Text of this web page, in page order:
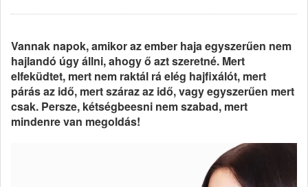
Vannak napok, amikor az ember haja egyszerűen nem
hajlandó úgy állni, ahogy ő azt szeretné. Mert
elfeküdtet, mert nem raktál rá elég hajfixálót, mert
párás az idő, mert száraz az idő, vagy egyszerűen mert
csak. Persze, kétségbeesni nem szabad, mert
mindenre van megoldás!